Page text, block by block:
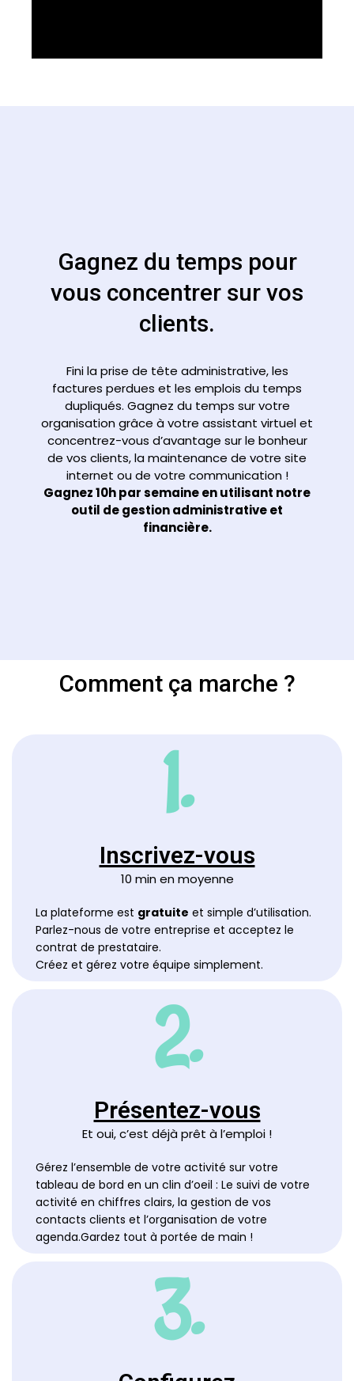
Gagnez du temps pour
vous concentrer sur vos
clients.
Fini la prise de tête administrative, les
factures perdues et les emplois du temps
dupliqués. Gagnez du temps sur votre
organisation grâce à votre assistant virtuel et
concentrez-vous d’avantage sur le bonheur
de vos clients, la maintenance de votre site
internet ou de votre communication !
Gagnez 10h par semaine en utilisant notre
outil de gestion administrative et
financière.
Comment ça marche ?
1.
Inscrivez-vous
10 min en moyenne
La plateforme est gratuite et simple d’utilisation.
Parlez-nous de votre entreprise et acceptez le
contrat de prestataire.
2.
Présentez-vous
Et oui, c’est déjà prêt à l’emploi !
Gérez l’ensemble de votre activité sur votre
tableau de bord en un clin d’oeil : Le suivi de votre
activité en chiffres clairs, la gestion de vos
contacts clients et l’organisation de votre
3.